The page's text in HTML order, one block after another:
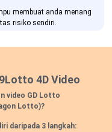
membuat anda menang
risiko sendiri.
4D Video
video GD Lotto
Lotto)?
daripada 3 langkah: